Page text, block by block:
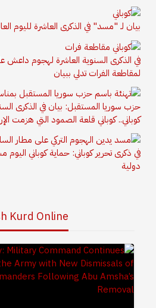
بيان لـ "مسد" في الذكرى العاشرة لليوم
في الذكرى السنوية العاشرة لهجوم داعش على
لمقاطعة الفرات تدلي ببيان
حزب سوريا المستقبل: بيان في الذكرى
كوباني.. كوباني قلعة الصمود التي هزمت
في ذكرى تحرير كوباني: حماية كوباني
دولية
Kurd Online